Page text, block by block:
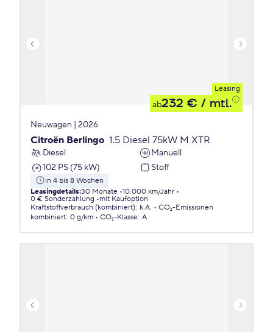
Leasing
ab232 € / mtl.
Neuwagen | 2026
Citroën Berlingo 1.5 Diesel 75kW M XTR
Diesel
Manuell
102 PS (75 kW)
Stoff
in 4 bis 8 Wochen
Leasingdetails:30 Monate 10.000 km/Jahr
0 € Sonderzahlung
mit Kaufoption
Kraftstoffverbrauch (kombiniert): k.A.
CO₂-Emissionen
kombiniert: 0 g/km CO₂-Klasse: A